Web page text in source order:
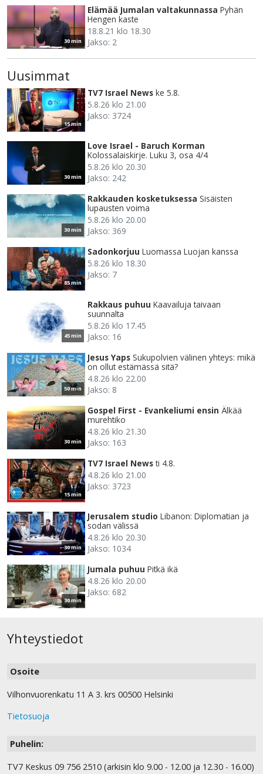
30 min
Elämää Jumalan valtakunnassa Pyhän
Hengen kaste
18.8.21 klo 18.30
Jakso: 2
Uusimmat
15 min
TV7 Israel News ke 5.8.
5.8.26 klo 21.00
Jakso: 3724
30 min
Love Israel - Baruch Korman
Kolossalaiskirje. Luku 3, osa 4/4
5.8.26 klo 20.30
Jakso: 242
30 min
Rakkauden kosketuksessa Sisäisten
lupausten voima
5.8.26 klo 20.00
Jakso: 369
85 min
Sadonkorjuu Luomassa Luojan kanssa
5.8.26 klo 18.30
Jakso: 7
45 min
Rakkaus puhuu Kaavailuja taivaan
suunnalta
5.8.26 klo 17.45
Jakso: 16
50 min
Jesus Yaps Sukupolvien välinen yhteys: mikä
on ollut estämässä sitä?
4.8.26 klo 22.00
Jakso: 8
30 min
Gospel First - Evankeliumi ensin Älkää
murehtiko
4.8.26 klo 21.30
Jakso: 163
15 min
TV7 Israel News ti 4.8.
4.8.26 klo 21.00
Jakso: 3723
30 min
Jerusalem studio Libanon: Diplomatian ja
sodan välissä
4.8.26 klo 20.30
Jakso: 1034
30 min
Jumala puhuu Pitkä ikä
4.8.26 klo 20.00
Jakso: 682
Yhteystiedot
Osoite
Vilhonvuorenkatu 11 A 3. krs 00500 Helsinki
Tietosuoja
Puhelin:
TV7 Keskus 09 756 2510 (arkisin klo 9.00 - 12.00 ja 12.30 - 16.00)